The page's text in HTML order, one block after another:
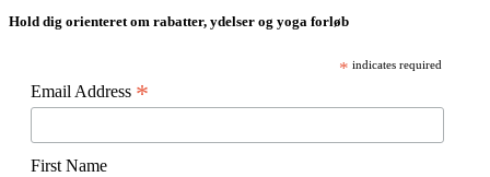
Hold dig orienteret om rabatter, ydelser og yoga forløb
* indicates required
Email Address *
First Name